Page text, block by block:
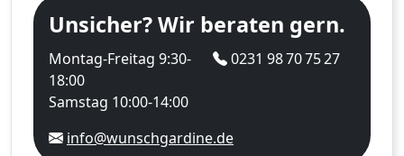
Unsicher? Wir beraten gern.
Montag-Freitag 9:30-
18:00
Samstag 10:00-14:00
0231 98 70 75 27
info@wunschgardine.de